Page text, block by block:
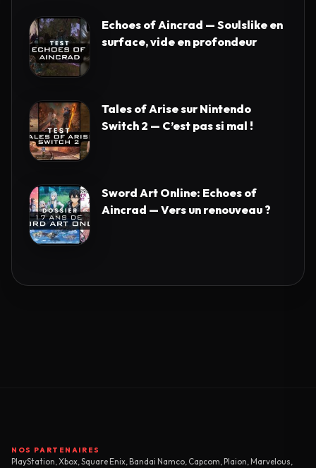
Echoes of Aincrad — Soulslike en
surface, vide en profondeur
Tales of Arise sur Nintendo
Switch 2 — C’est pas si mal !
Sword Art Online: Echoes of
Aincrad — Vers un renouveau ?
NOS PARTENAIRES
PlayStation, Xbox, Square Enix, Bandai Namco, Capcom, Plaion, Marvelous,